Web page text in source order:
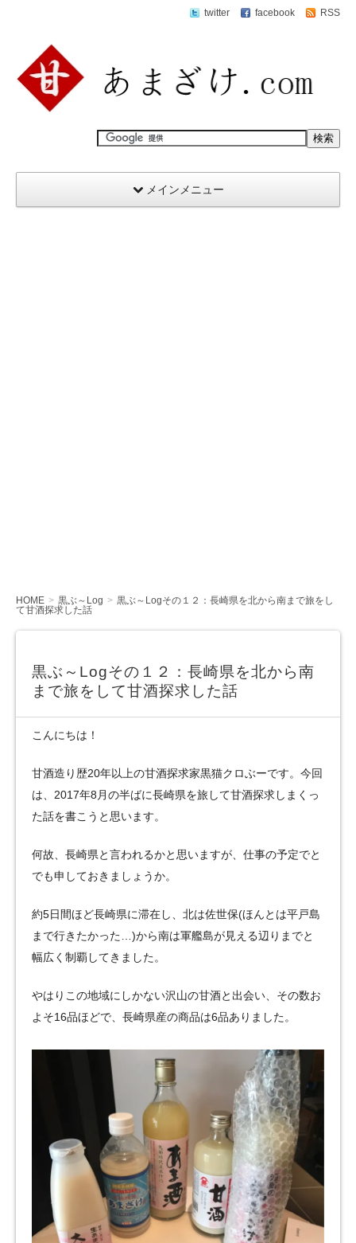
twitter facebook RSS
メインメニュー
HOME 黒ぶ～Log
黒ぶ～Logその１２：長崎県を北から南まで旅をし
て甘酒探求した話
黒ぶ～Logその１２：長崎県を北から南
まで旅をして甘酒探求した話
こんにちは！
甘酒造り歴20年以上の甘酒探求家黒猫クロぶーです。今回
は、2017年8月の半ばに長崎県を旅して甘酒探求しまくっ
た話を書こうと思います。
何故、長崎県と言われるかと思いますが、仕事の予定でと
でも申しておきましょうか。
約5日間ほど長崎県に滞在し、北は佐世保(ほんとは平戸島
まで行きたかった…)から南は軍艦島が見える辺りまでと
幅広く制覇してきました。
やはりこの地域にしかない沢山の甘酒と出会い、その数お
よそ16品ほどで、長崎県産の商品は6品ありました。